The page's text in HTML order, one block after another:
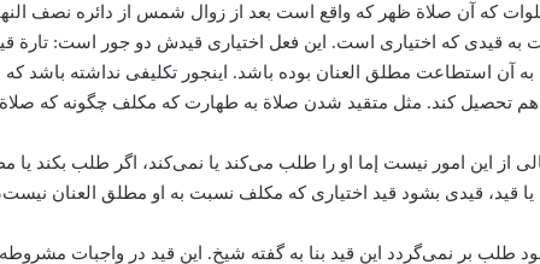
که آن صلاة ظهر که واقع است بعد از زوال شمس از دائره نصف
به قیدی که اختیاری است. این فعل اختیاری قیدش دو جور است:
مطلق العنان بوده باشد. اینجور تکلیفی نداشته باشد که
کند. مثل متقید شدن صلاة به طهارت که مکلف چگونه که صلاة
از این امور نیست إما او را طلب می‌‌کند یا نمی‌کند، اگر طلب بکند
یا قید، ‌قیدی بشود قید اختیاری که مکلف نسبت به او مطلق العنان
طلب بر نمی‌گردد این قید بنا به گفته شیخ. این قید در واجبات